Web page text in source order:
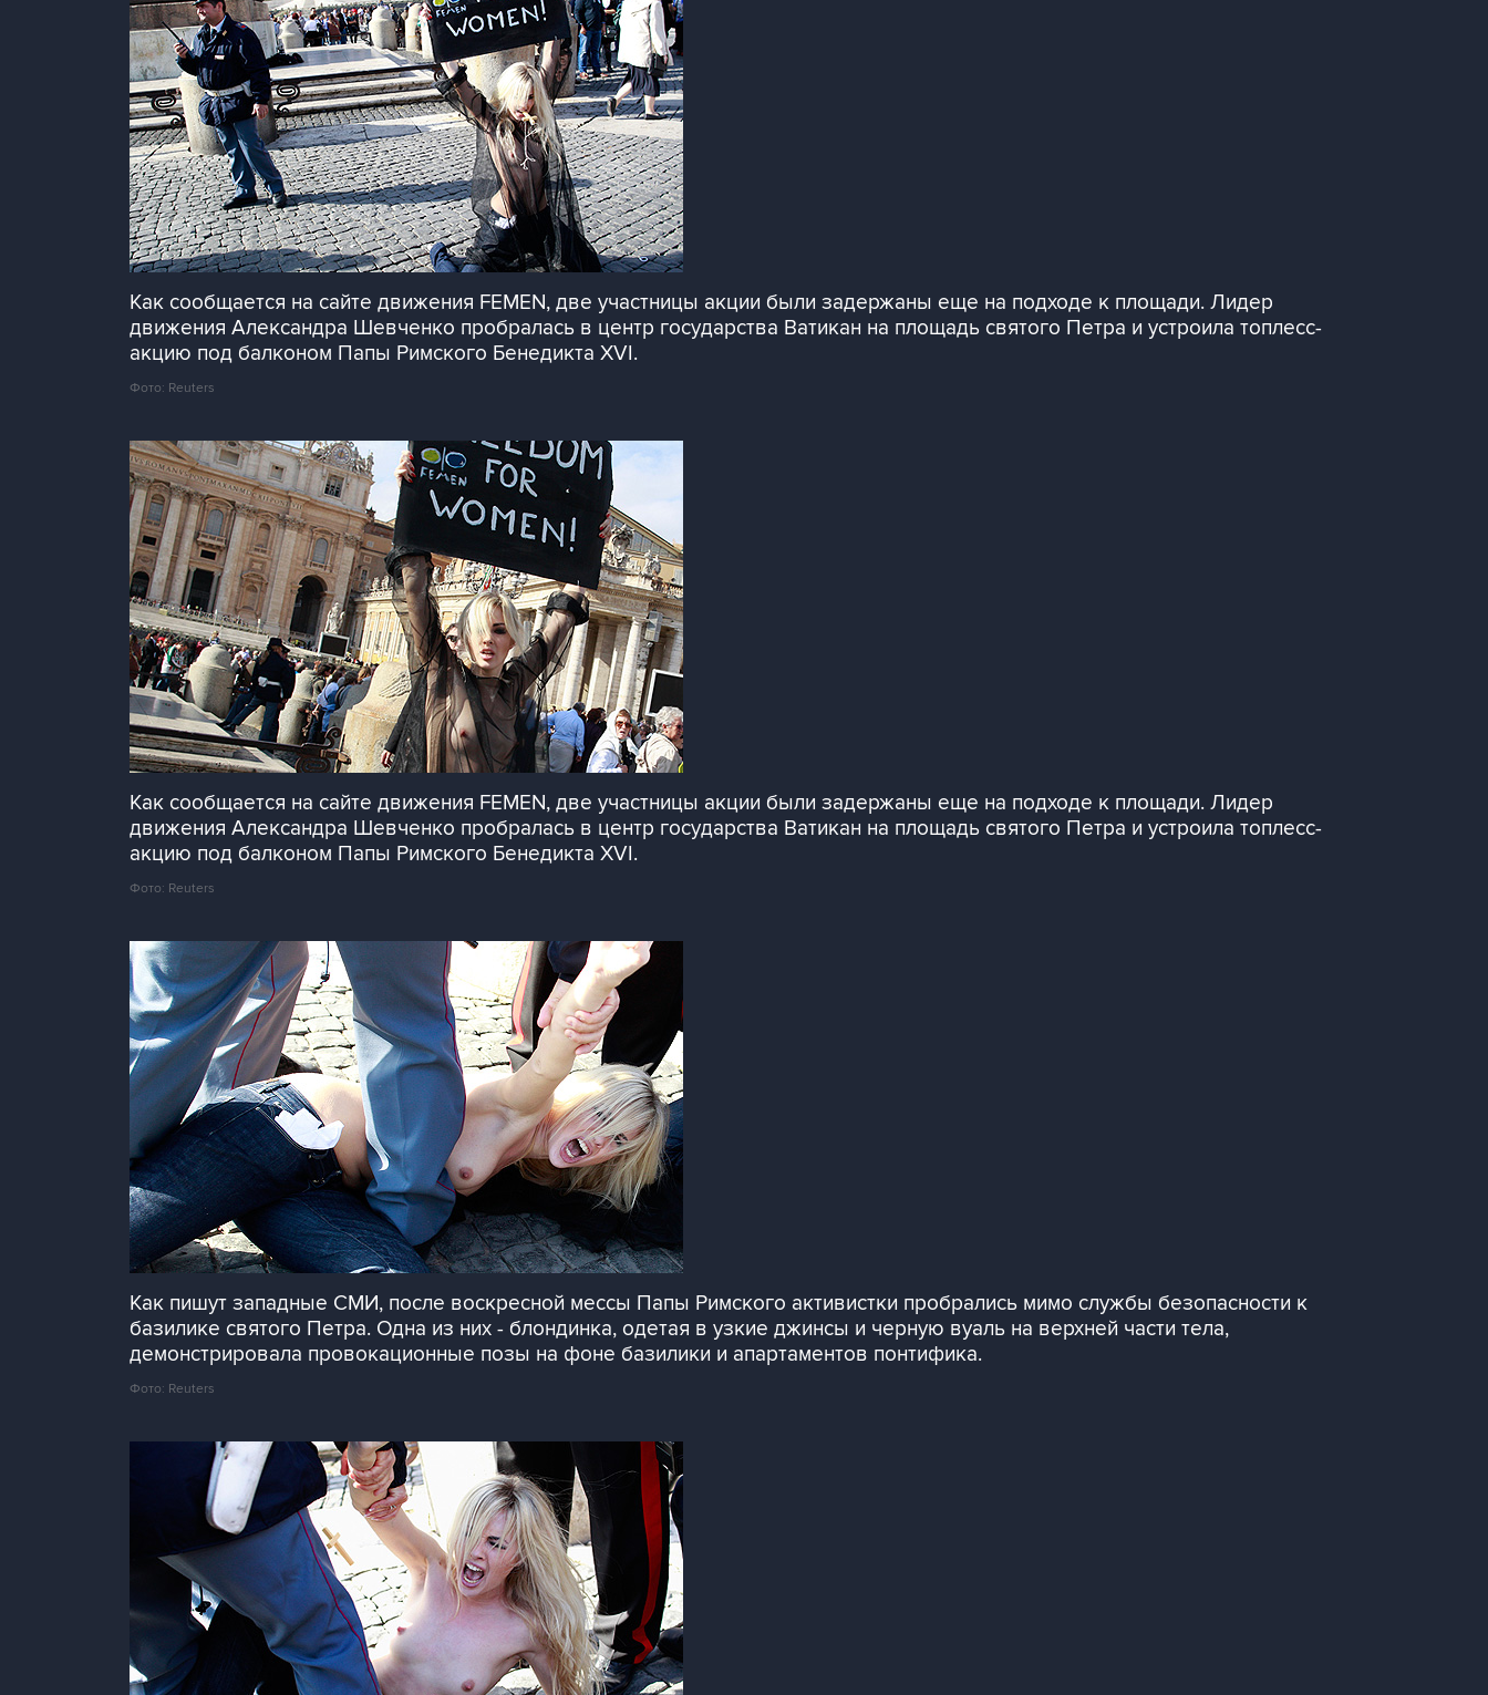
Как сообщается на сайте движения FEMEN, две участницы акции были задержаны еще на подходе к площади. Лидер
движения Александра Шевченко пробралась в центр государства Ватикан на площадь святого Петра и устроила топлесс-
акцию под балконом Папы Римского Бенедикта XVI.
Фото: Reuters
Как сообщается на сайте движения FEMEN, две участницы акции были задержаны еще на подходе к площади. Лидер
движения Александра Шевченко пробралась в центр государства Ватикан на площадь святого Петра и устроила топлесс-
акцию под балконом Папы Римского Бенедикта XVI.
Фото: Reuters
Как пишут западные СМИ, после воскресной мессы Папы Римского активистки пробрались мимо службы безопасности к
базилике святого Петра. Одна из них - блондинка, одетая в узкие джинсы и черную вуаль на верхней части тела,
демонстрировала провокационные позы на фоне базилики и апартаментов понтифика.
Фото: Reuters